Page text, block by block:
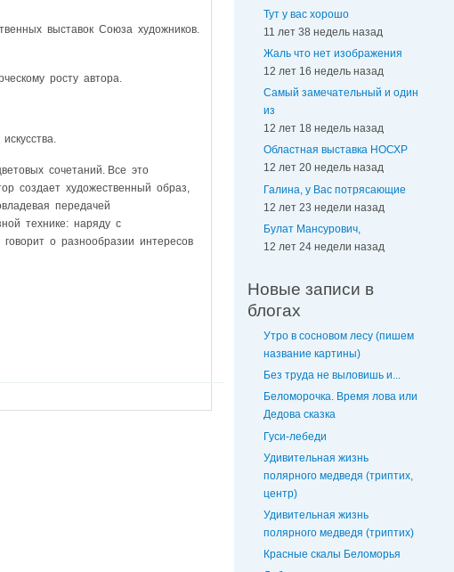
выставок Союза художников.
росту автора.
сочетаний. Все это
создает художественный образ,
передачей
технике: наряду с
о разнообразии интересов
Тут у вас хорошо
11 лет 38 недель назад
Жаль что нет изображения
12 лет 16 недель назад
Самый замечательный и один
из
12 лет 18 недель назад
Областная выставка НОСХР
12 лет 20 недель назад
Галина, у Вас потрясающие
12 лет 23 недели назад
Булат Мансурович,
12 лет 24 недели назад
Новые записи в
блогах
Утро в сосновом лесу (пишем
название картины)
Без труда не выловишь и...
Беломорочка. Время лова или
Дедова сказка
Гуси-лебеди
Удивительная жизнь
полярного медведя (триптих,
центр)
Удивительная жизнь
полярного медведя (триптих)
Красные скалы Беломорья